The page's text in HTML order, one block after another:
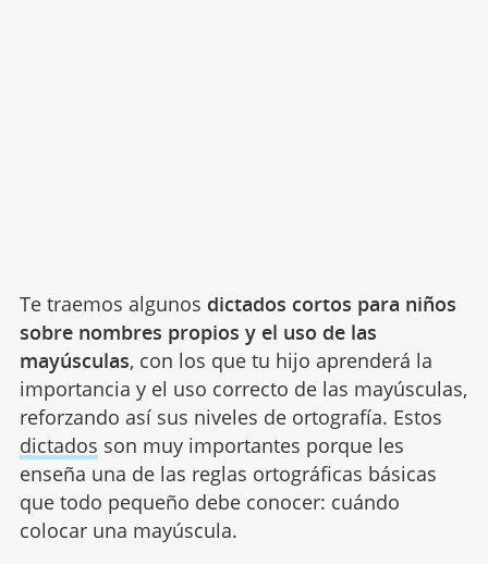
Te traemos algunos dictados cortos para niños
sobre nombres propios y el uso de las
mayúsculas, con los que tu hijo aprenderá la
importancia y el uso correcto de las mayúsculas,
reforzando así sus niveles de ortografía. Estos
dictados son muy importantes porque les
enseña una de las reglas ortográficas básicas
que todo pequeño debe conocer: cuándo
colocar una mayúscula.